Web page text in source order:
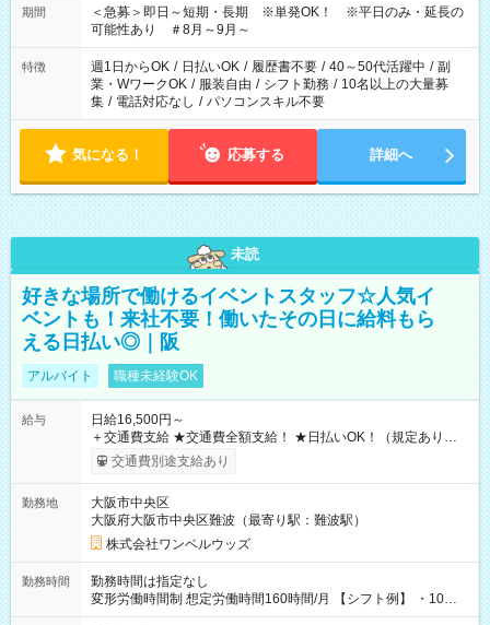
期間
＜急募＞即日～短期・長期 ※単発OK！ ※平日のみ・延長の
可能性あり ＃8月～9月～
特徴 週1日からOK / 日払いOK / 履歴書不要 / 40～50代活躍中 / 副
業・WワークOK / 服装自由 / シフト勤務 / 10名以上の大量募
集 / 電話対応なし / パソコンスキル不要
気になる！ 応募する 詳細へ
未読
好きな場所で働けるイベントスタッフ☆人気イ
ベントも！来社不要！働いたその日に給料もら
える日払い◎｜阪
アルバイト 職種未経験OK
給与
日給16,500円～
＋交通費支給 ★交通費全額支給！ ★日払いOK！（規定あり） ┗
働いたその日に現金GET♪ お仕事後はコンビニATMから 日払
交通費別途支給あり
勤務地
大阪市中央区
大阪府大阪市中央区難波（最寄り駅：難波駅）
株式会社ワンベルウッズ
勤務時間
勤務時間は指定なし
変形労働時間制 想定労働時間160時間/月 【シフト例】 ・10：
00～20：00